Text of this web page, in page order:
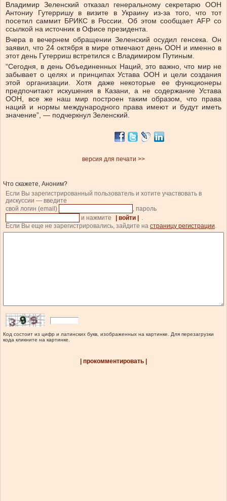
Владимир Зеленский отказал генеральному секретарю ООН
Антониу Гутерришу в визите в Украину из-за того, что тот
посетил саммит БРИКС в России. Об этом сообщает AFP со
ссылкой на источник в Офисе президента.
Вчера в вечернем обращении Зеленский осудил генсека. Он
заявил, что 24 октября в мире отмечают день ООН и именно в
этот день Гутерриш встретился с Владимиром Путиным.
“Сегодня, в день Объединенных Наций, это важно, что мир не
забывает о целях и принципах Устава ООН и цели создания
этой организации. Хотя даже некоторые ее функционеры
предпочитают искушения в Казани, а не содержание Устава
ООН, все же наш мир построен таким образом, что права
наций и нормы международного права имеют и будут иметь
значение”, — подчеркнул Зеленский.
версия для печати >>
Что скажете, Аноним?
Если Вы зарегистрированный пользователь и хотите участвовать в
дискуссии — введите
свой логин (email)
, пароль
и нажмите
| войти |
.
Если Вы еще не зарегистрировались, зайдите на страницу регистрации.
Код состоит из цифр и латинских букв, изображенных на картинке. Для перезагрузки
кода кликните на картинке.
| прокомментировать |